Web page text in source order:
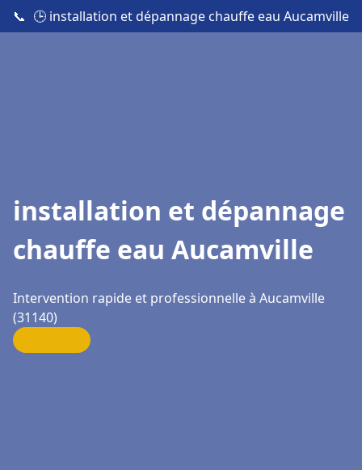
📞 🕒 installation et dépannage chauffe eau Aucamville
installation et dépannage
chauffe eau Aucamville
Intervention rapide et professionnelle à Aucamville
(31140)